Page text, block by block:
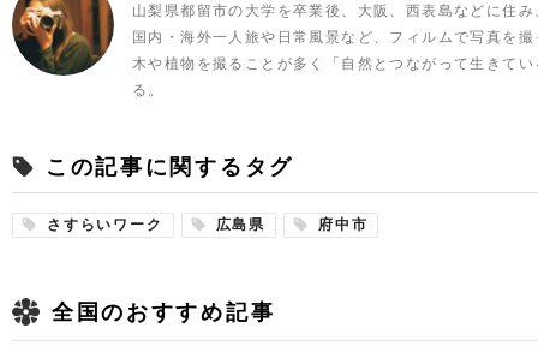
山梨県都留市の大学を卒業後、大阪、西表島などに住
国内・海外一人旅や日常風景など、フィルムで写真を
木や植物を撮ることが多く「自然とつながって生きて
る。
この記事に関するタグ
さすらいワーク 広島県 府中市
全国のおすすめ記事